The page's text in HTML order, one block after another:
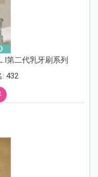
第二代乳牙刷系列
: 432